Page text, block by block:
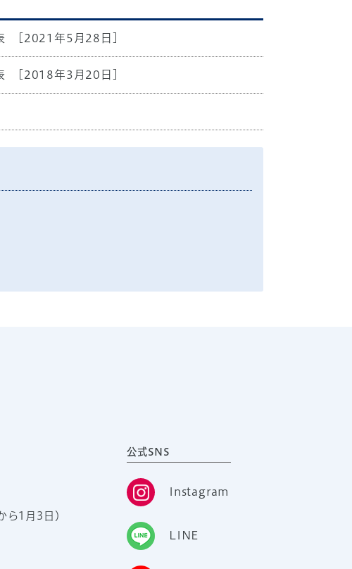
[2021年5月28日]
[2018年3月20日]
ら1月3日）
公式SNS
Instagram
LINE